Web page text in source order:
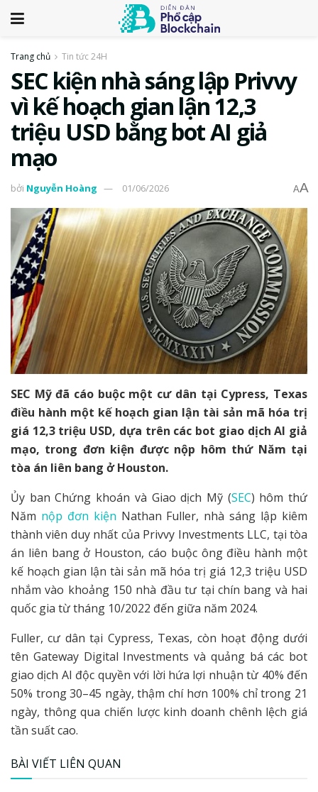
Trang chủ Tin tức 24H
SEC kiện nhà sáng lập Privvy
vì kế hoạch gian lận 12,3
triệu USD bằng bot AI giả
mạo
bởi Nguyễn Hoàng 01/06/2026 AA
SEC Mỹ đã cáo buộc một cư dân tại Cypress, Texas
điều hành một kế hoạch gian lận tài sản mã hóa trị
giá 12,3 triệu USD, dựa trên các bot giao dịch AI giả
mạo, trong đơn kiện được nộp hôm thứ Năm tại
tòa án liên bang ở Houston.
Ủy ban Chứng khoán và Giao dịch Mỹ (SEC) hôm thứ
Năm nộp đơn kiện Nathan Fuller, nhà sáng lập kiêm
thành viên duy nhất của Privvy Investments LLC, tại tòa
án liên bang ở Houston, cáo buộc ông điều hành một
kế hoạch gian lận tài sản mã hóa trị giá 12,3 triệu USD
nhắm vào khoảng 150 nhà đầu tư tại chín bang và hai
quốc gia từ tháng 10/2022 đến giữa năm 2024.
Fuller, cư dân tại Cypress, Texas, còn hoạt động dưới
tên Gateway Digital Investments và quảng bá các bot
giao dịch AI độc quyền với lời hứa lợi nhuận từ 40% đến
50% trong 30–45 ngày, thậm chí hơn 100% chỉ trong 21
ngày, thông qua chiến lược kinh doanh chênh lệch giá
tần suất cao.
BÀI VIẾT LIÊN QUAN